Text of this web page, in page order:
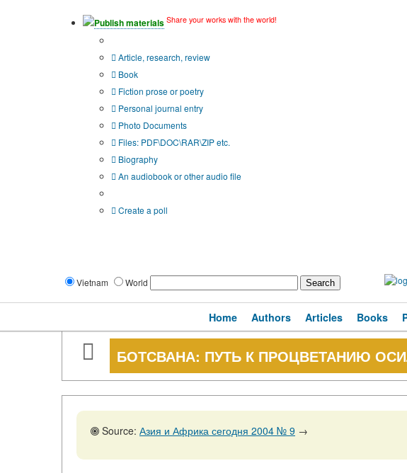
Publish materials Share your works with the world!
Article, research, review
Book
Fiction prose or poetry
Personal journal entry
Photo Documents
Files: PDF\DOC\RAR\ZIP etc.
Biography
An audiobook or other audio file
Create a poll
Vietnam World
Home Authors Articles Books
БОТСВАНА: ПУТЬ К ПРОЦВЕТАНИЮ
Source: Азия и Африка сегодня 2004 № 9 →